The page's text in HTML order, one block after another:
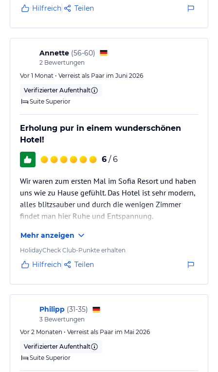
Die Zimmer sind modern ausgestattet und das Bett
ansprechend. Das Personal ist sehr freundlich und
hilfsbereit.
Wir hatten Halbpension gebucht was völlig
ausreichend war. Das Essen ist abwechslungsreich
und…
Hilfreich Teilen
Annette (56-60)
2 Bewertungen
Vor 1 Monat • Verreist als Paar im Juni 2026
Verifizierter Aufenthalt
Suite Superior
Erholung pur in einem wunderschönen
Hotel!
6 / 6
Wir waren zum ersten Mal im Sofia Resort und haben
uns wie zu Hause gefühlt. Das Hotel ist sehr modern,
alles blitzsauber und durch die wenigen Zimmer
findet man hier Ruhe und Entspannung.
Mehr anzeigen
HolidayCheck Club-Punkte erhalten
Hilfreich Teilen
Philipp (31-35)
3 Bewertungen
Vor 2 Monaten • Verreist als Paar im Mai 2026
Verifizierter Aufenthalt
Suite Superior